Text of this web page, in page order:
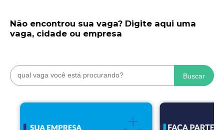
Não encontrou sua vaga? Digite aqui uma
vaga, cidade ou empresa
Buscar